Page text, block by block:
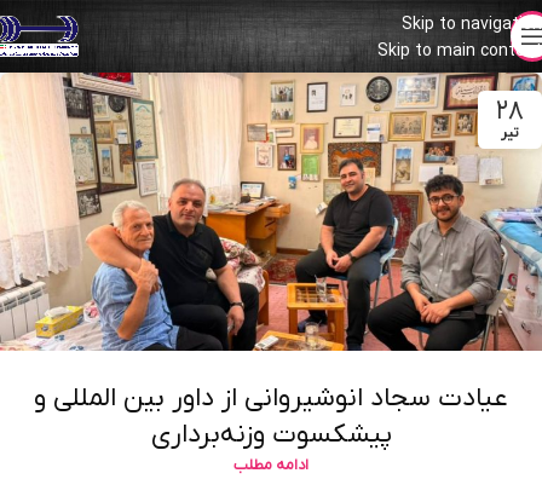
Skip to navigation
Skip to main content
۲۸
تیر
عیادت سجاد انوشیروانی از داور بین المللی و
پیشکسوت وزنه‌برداری
ادامه مطلب